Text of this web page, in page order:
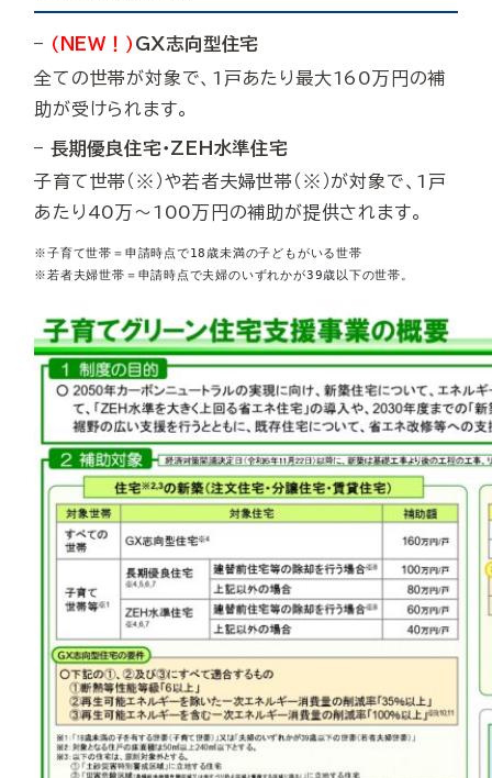
– （NEW！） GX志向型住宅
全ての世帯が対象で、1戸あたり最大160万円の補
助が受けられます。
– 長期優良住宅・ZEH水準住宅
子育て世帯（※）や若者夫婦世帯（※）が対象で、1戸
あたり40万～100万円の補助が提供されます。
※子育て世帯＝申請時点で18歳未満の子どもがいる世帯
※若者夫婦世帯＝申請時点で夫婦のいずれかが39歳以下の世帯。